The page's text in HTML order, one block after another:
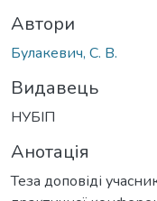
Автори
Булакевич, С. В.
Видавець
НУБІП
Анотація
Теза доповіді